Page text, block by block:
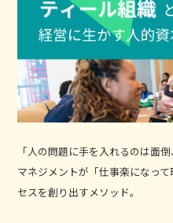
「人の問題に手を入れるのは面
マネジメントが「仕事楽になっ
セスを創り出すメソッド。